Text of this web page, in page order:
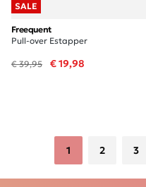
SALE
Freequent
Pull-over Estapper
€ 39,95 € 19,98
1 2 3